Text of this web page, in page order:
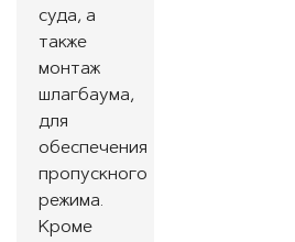
суда, а
также
монтаж
шлагбаума,
для
обеспечения
пропускного
режима.
Кроме